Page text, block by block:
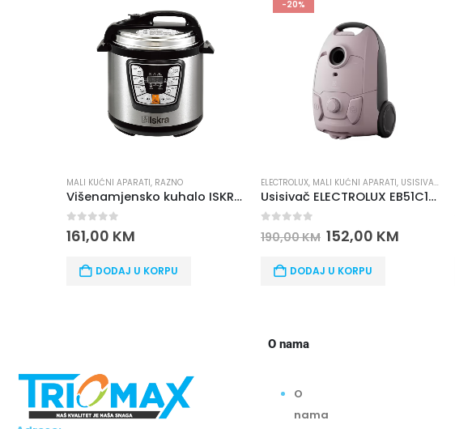
ELECTROLUX ,MALI KUĆNI APARATI
Usisivač ELECTROLUX EB51C1WP
0out of 5
190,00KM 152,00
DODAJ U KORPU
FENOVI,ISKRA,MALI KUĆNI APARATI
Fen za kosu ISKRA 2000W RH-1803AM-1 roze
out of 5
44,00KM
DODAJ U KORPU
O nama
O
nama